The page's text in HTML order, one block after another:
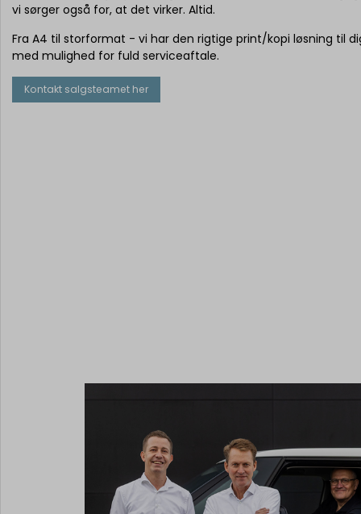
vi sørger også for, at det virker. Altid.
Fra A4 til storformat - vi har den rigtige print/kopi løsning til
med mulighed for fuld serviceaftale.
Kontakt salgsteamet her